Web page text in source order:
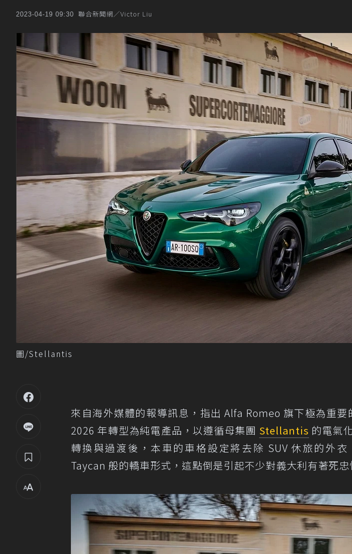
2023-04-19 09:30 聯合新聞網／Victor Liu
圖/Stellantis
來自海外媒體的報導訊息，指出 Alfa Romeo 旗下極為重
2026 年轉型為純電產品，以遵循母集團 Stellantis 的電氣
轉換與過渡後，本車的車格設定將去除 SUV 休旅的外
Taycan 般的轎車形式，這點倒是引起不少對義大利有著死忠